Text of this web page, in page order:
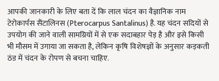
आपकी जानकारी के लिए बता दें कि लाल चंदन का वैज्ञानिक नाम
टेरोकार्पस सैंटालिनस (Pterocarpus Santalinus) है. यह चंदन सदियों से
उपयोग की जाने वाली सामग्रियों में से एक सदाबहार पेड़ है और इसे किसी
भी मौसम में उगाया जा सकता है, लेकिन कृषि विशेषज्ञों के अनुसार कड़कती
ठंड में चंदन के रोपण से बचना चाहिए.